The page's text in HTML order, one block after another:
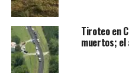
Tiroteo en
muertos;